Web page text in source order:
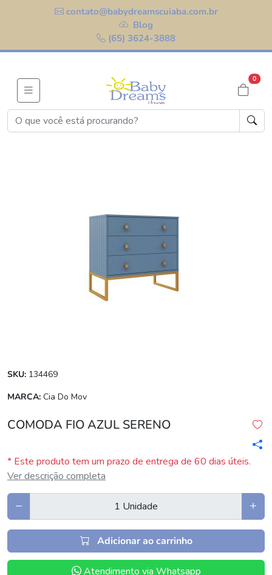
contato@babydreamscuiaba.com.br
Blog
(65) 3624-3888
0
SKU: 134469
MARCA: Cia Do Mov
COMODA FIO AZUL SERENO
* Este produto tem um prazo de entrega de 60 dias úteis.
Ver descrição completa
Adicionar ao carrinho
Atendimento via Whatsapp